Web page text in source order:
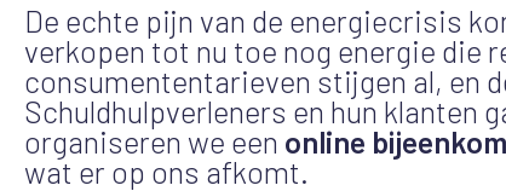
De echte pijn van de energiecrisis
verkopen tot nu toe nog energie die
consumententarieven stijgen al, en
Schuldhulpverleners en hun klanten
organiseren we een online
wat er op ons afkomt.